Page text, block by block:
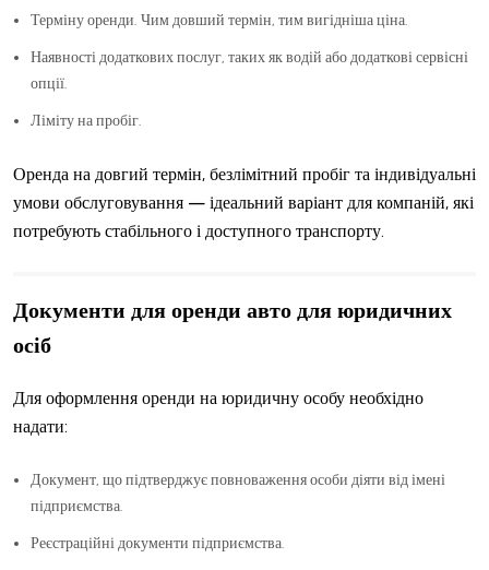
Терміну оренди. Чим довший термін, тим вигідніша ціна.
Наявності додаткових послуг, таких як водій або додаткові сервісні
опції.
Ліміту на пробіг.
Оренда на довгий термін, безлімітний пробіг та індивідуальні
умови обслуговування — ідеальний варіант для компаній, які
потребують стабільного і доступного транспорту.
Документи для оренди авто для юридичних
осіб
Для оформлення оренди на юридичну особу необхідно
надати:
Документ, що підтверджує повноваження особи діяти від імені
підприємства.
Реєстраційні документи підприємства.